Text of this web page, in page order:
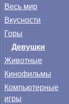
Весь мир
Вкусности
Горы
Девушки
Животные
Кинофильмы
Компьютерные
игры